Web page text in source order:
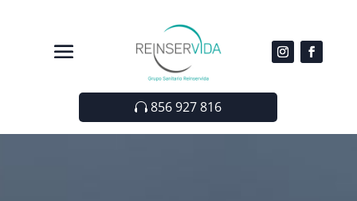
856 927 816